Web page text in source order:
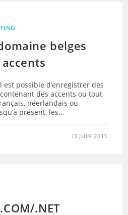
belges
est possible d’enregistrer des
des accents ou tout
néerlandais ou
présent, les…
13 JUIN 2013
.NET